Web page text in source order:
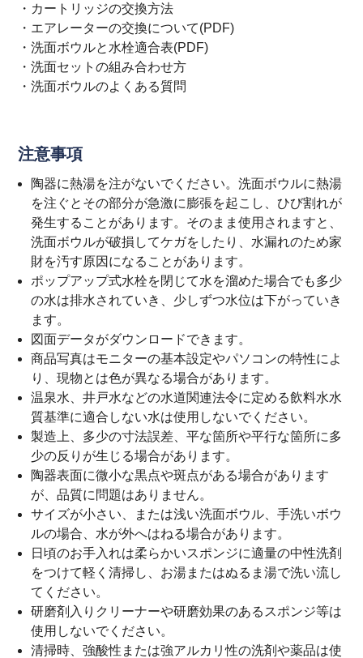
・ カートリッジの交換方法
・ エアレーターの交換について(PDF)
・洗面ボウルと水栓適合表(PDF)
・洗面セットの組み合わせ方
・洗面ボウルのよくある質問
注意事項
陶器に熱湯を注がないでください。洗面ボウルに熱湯
を注ぐとその部分が急激に膨張を起こし、ひび割れが
発生することがあります。そのまま使用されますと、
洗面ボウルが破損してケガをしたり、水漏れのため家
財を汚す原因になることがあります。
ポップアップ式水栓を閉じて水を溜めた場合でも多少
の水は排水されていき、少しずつ水位は下がっていき
ます。
図面データがダウンロードできます。
商品写真はモニターの基本設定やパソコンの特性によ
り、現物とは色が異なる場合があります。
温泉水、井戸水などの水道関連法令に定める飲料水水
質基準に適合しない水は使用しないでください。
製造上、多少の寸法誤差、平な箇所や平行な箇所に多
少の反りが生じる場合があります。
陶器表面に微小な黒点や斑点がある場合があります
が、品質に問題はありません。
サイズが小さい、または浅い洗面ボウル、手洗いボウ
ルの場合、水が外へはねる場合があります。
日頃のお手入れは柔らかいスポンジに適量の中性洗剤
をつけて軽く清掃し、お湯またはぬるま湯で洗い流し
てください。
研磨剤入りクリーナーや研磨効果のあるスポンジ等は
使用しないでください。
清掃時、強酸性または強アルカリ性の洗剤や薬品は使